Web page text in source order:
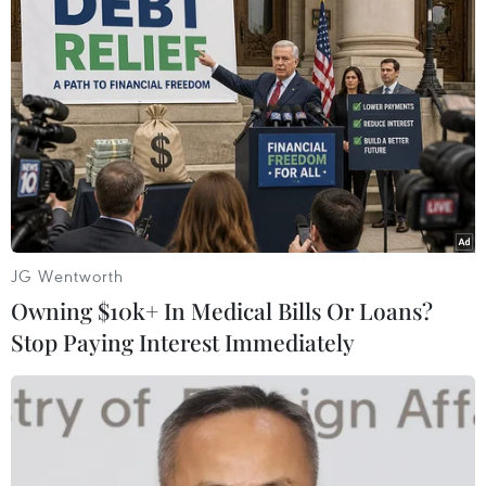
Làn sóng tấn công mạng nhằm vào
các quỹ đầu cơ lớn của Mỹ
06/08/2026 06:47
Anh công bố kết quả điều tra ban
đầu vụ đâm dao ở trung tâm London
06/08/2026 06:00
Hàn Quốc tăng cường giải pháp
ngăn chặn đánh bạc trực tuyến trong
quân đội
JG Wentworth
Owning $10k+ In Medical Bills Or Loans?
Stop Paying Interest Immediately